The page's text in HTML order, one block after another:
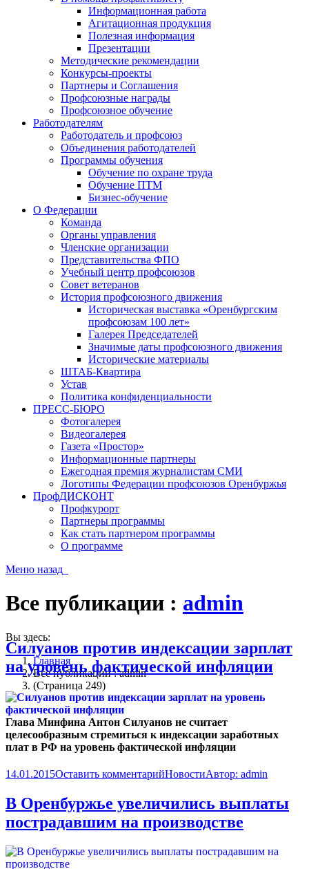
Информационная работа
Агитационная продукция
Полезная информация
Презентации
Методические рекомендации
Конкурсы-проекты
Партнеры и Соглашения
Профсоюзные награды
Профсоюзное обучение
Работодателям
Работодатель и профсоюз
Объединения работодателей
Программы обучения
Обучение по охране труда
Обучение ПТМ
Бизнес-обучение
О Федерации
Команда
Органы управления
Членские организации
Представительства ФПО
Учебный центр профсоюзов
Совет ветеранов
История профсоюзного движения
Историческая выставка «Оренбургским
профсоюзам 100 лет»
Галерея Председателей
Значимые даты профсоюзного движения
Исторические материалы
ШТАБ-Квартира
Устав
Политика конфиденциальности
ПРЕСС-БЮРО
Фотогалерея
Видеогалерея
Газета «Простор»
Информационные партнеры
Ежегодная премия журналистам СМИ
Логотипы Федерации профсоюзов Оренбуржья
ПрофДИСКОНТ
Профкурорт
Партнеры программы
Как стать партнером программы
О программе
Меню назад
Все публикации : admin
Вы здесь:
Главная
Все публикации : admin
(Страница 249)
Силуанов против индексации зарплат
на уровень фактической инфляции
Глава Минфина Антон Силуанов не считает
целесообразным стремиться к индексации заработных
плат в РФ на уровень фактической инфляции
14.01.2015Оставить комментарийНовостиАвтор: admin
В Оренбуржье увеличились выплаты
пострадавшим на производстве